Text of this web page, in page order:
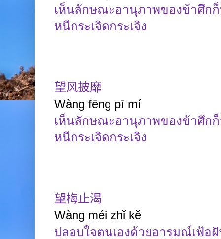
เห็นลักษณะอานุภาพของข้าศึก
หนีกระเจิดกระเจิง
望风披靡
Wàng fēng pī mí
เห็นลักษณะอานุภาพของข้าศึก
หนีกระเจิดกระเจิง
望梅止渴
Wàng méi zhǐ kě
ปลอบใจตนเองด้วยอารมณ์เฟ้อ